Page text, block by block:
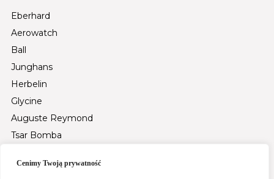
Cenimy Twoją prywatność
Eberhard
Aerowatch
Ball
Junghans
Herbelin
Glycine
Auguste Reymond
Tsar Bomba
Santa Barbara Polo & Racquet Club